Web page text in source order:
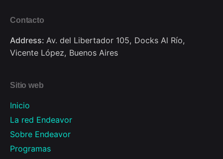
Contacto
Address: Av. del Libertador 105, Docks Al Río,
Vicente López, Buenos Aires
Sitio web
Inicio
La red Endeavor
Sobre Endeavor
Programas